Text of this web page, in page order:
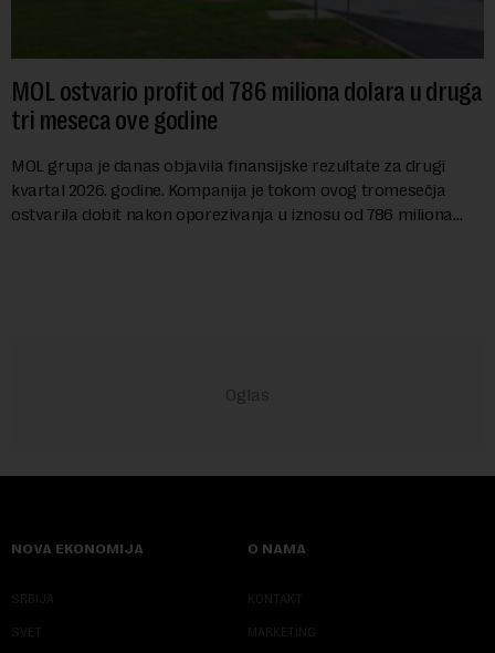
MOL ostvario profit od 786 miliona dolara u druga
tri meseca ove godine
MOL grupa je danas objavila finansijske rezultate za drugi
kvartal 2026. godine. Kompanija je tokom ovog tromesečja
ostvarila dobit nakon oporezivanja u iznosu od 786 miliona
NOVA EKONOMIJA
SRBIJA
SVET
O NAMA
KONTAKT
MARKETING